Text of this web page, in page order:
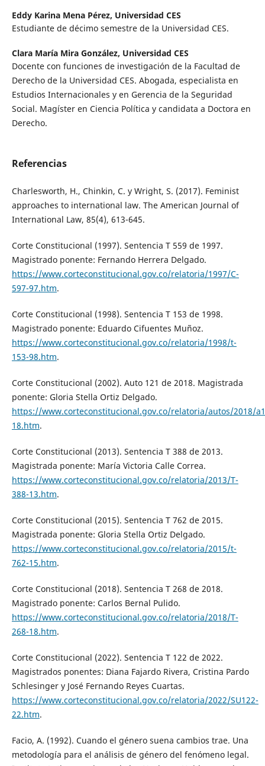
Eddy Karina Mena Pérez, Universidad CES
Estudiante de décimo semestre de la Universidad CES.
Clara María Mira González, Universidad CES
Docente con funciones de investigación de la Facultad de
Derecho de la Universidad CES. Abogada, especialista en
Estudios Internacionales y en Gerencia de la Seguridad
Social. Magíster en Ciencia Política y candidata a Doctora en
Derecho.
Referencias
Charlesworth, H., Chinkin, C. y Wright, S. (2017). Feminist
approaches to international law. The American Journal of
International Law, 85(4), 613-645.
Corte Constitucional (1997). Sentencia T 559 de 1997.
Magistrado ponente: Fernando Herrera Delgado.
https://www.corteconstitucional.gov.co/relatoria/1997/C-
597-97.htm.
Corte Constitucional (1998). Sentencia T 153 de 1998.
Magistrado ponente: Eduardo Cifuentes Muñoz.
https://www.corteconstitucional.gov.co/relatoria/1998/t-
153-98.htm.
Corte Constitucional (2002). Auto 121 de 2018. Magistrada
ponente: Gloria Stella Ortiz Delgado.
https://www.corteconstitucional.gov.co/relatoria/autos/2018/
18.htm.
Corte Constitucional (2013). Sentencia T 388 de 2013.
Magistrada ponente: María Victoria Calle Correa.
https://www.corteconstitucional.gov.co/relatoria/2013/T-
388-13.htm.
Corte Constitucional (2015). Sentencia T 762 de 2015.
Magistrada ponente: Gloria Stella Ortiz Delgado.
https://www.corteconstitucional.gov.co/relatoria/2015/t-
762-15.htm.
Corte Constitucional (2018). Sentencia T 268 de 2018.
Magistrado ponente: Carlos Bernal Pulido.
https://www.corteconstitucional.gov.co/relatoria/2018/T-
268-18.htm.
Corte Constitucional (2022). Sentencia T 122 de 2022.
Magistrados ponentes: Diana Fajardo Rivera, Cristina Pardo
Schlesinger y José Fernando Reyes Cuartas.
https://www.corteconstitucional.gov.co/relatoria/2022/SU122-
22.htm.
Facio, A. (1992). Cuando el género suena cambios trae. Una
metodología para el análisis de género del fenómeno legal.